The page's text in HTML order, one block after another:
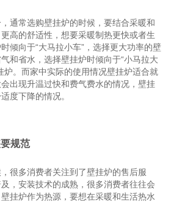
常选购壁挂炉的时候，要结合采暖和
高的舒适性，想要采暖制热更快或者生
倾向于“大马拉小车”，选择更大功率的壁
和省水，选择壁挂炉时倾向于“小马拉大
炉。而家中实际的使用情况壁挂炉适合就
出现升温过快和费气费水的情况，壁挂
度下降的情况。
规范
多消费者关注到了壁挂炉的售后服
，安装技术的成熟，很多消费者往往会
挂炉作为热源，要想在采暖和生活热水